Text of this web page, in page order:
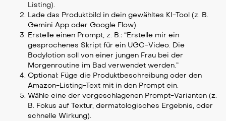
Listing).
Lade das Produktbild in dein gewähltes KI-Tool (z. B.
Gemini App oder Google Flow).
Erstelle einen Prompt, z. B.: “Erstelle mir ein
gesprochenes Skript für ein UGC-Video. Die
Bodylotion soll von einer jungen Frau bei der
Morgenroutine im Bad verwendet werden.”
Optional: Füge die Produktbeschreibung oder den
Amazon-Listing-Text mit in den Prompt ein.
Wähle eine der vorgeschlagenen Prompt-Varianten (z.
B. Fokus auf Textur, dermatologisches Ergebnis, oder
schnelle Wirkung).